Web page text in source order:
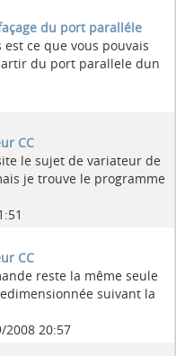
du port paralléle
ce que vous pouvais
du port parallele dun
CC
le sujet de variateur de
je trouve le programme
CC
reste la même seule
suivant la
2008 20:57